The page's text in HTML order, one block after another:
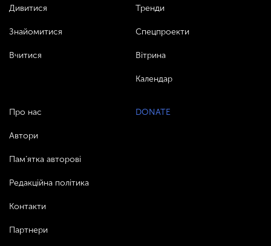
Дивитися
Знайомитися
Вчитися
Тренди
Спецпроекти
Вітрина
Календар
Про нас
Автори
Пам’ятка авторові
Редакційна політика
Контакти
Партнери
DONATE